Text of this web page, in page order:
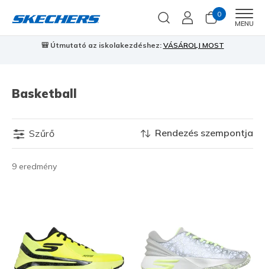
0
MENU
🎒 Útmutató az iskolakezdéshez: VÁSÁROLJ MOST
Basketball
Szűrő
9 eredmény
Rendezés szempontja